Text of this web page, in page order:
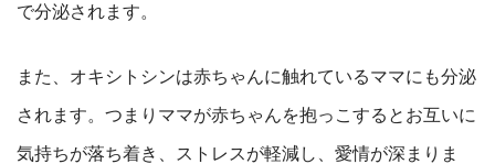
で分泌されます。
また、オキシトシンは赤ちゃんに触れているママにも分泌
されます。つまりママが赤ちゃんを抱っこするとお互いに
気持ちが落ち着き、ストレスが軽減し、愛情が深まりま